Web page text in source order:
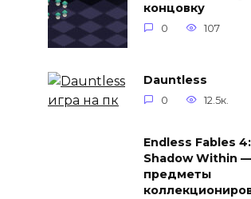
концовку
0 107
Dauntless
0 12.5к.
Endless Fables 4:
Shadow Within
предметы